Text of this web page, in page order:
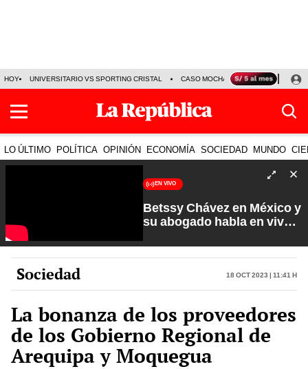
HOY UNIVERSITARIO VS SPORTING CRISTAL CASO MOCHASUELDOS
LO ÚLTIMO POLÍTICA OPINIÓN ECONOMÍA SOCIEDAD MUNDO
EN VIVO
Betssy Chávez en México y
su abogado habla en vivo |
Carlos Cornejo
Sociedad 18 Oct 2023 | 11:41 h
La bonanza de los proveedores
de los Gobierno Regional de
Arequipa y Moquegua